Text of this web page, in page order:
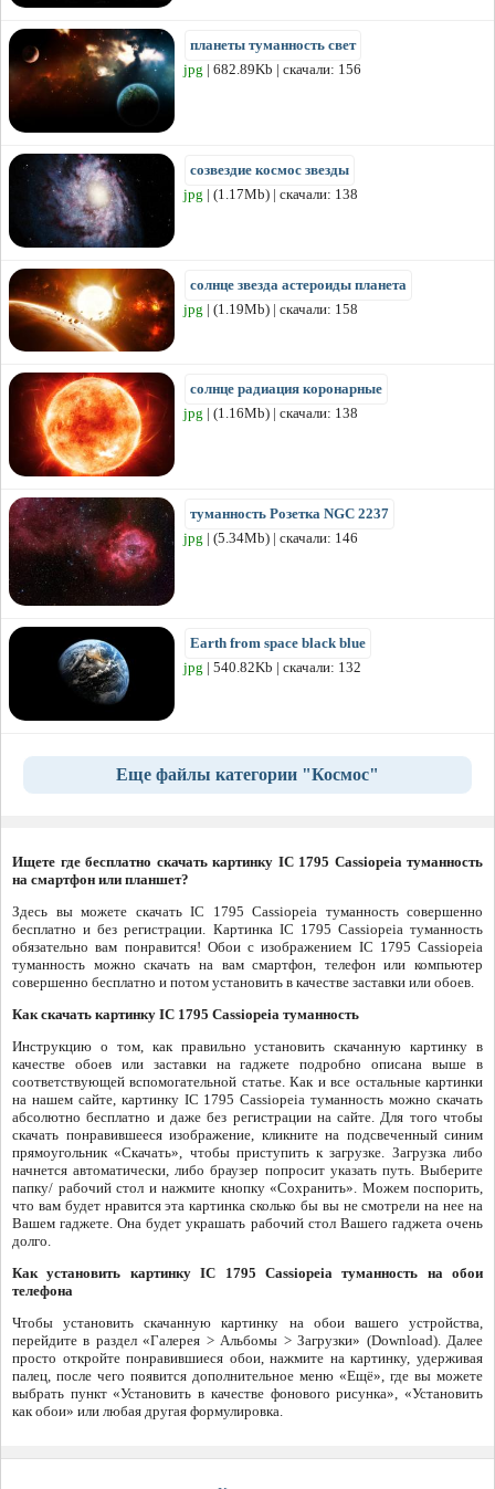
планеты туманность свет
jpg | 682.89Kb | скачали: 156
созвездие космос звезды
jpg | (1.17Mb) | скачали: 138
солнце звезда астероиды планета
jpg | (1.19Mb) | скачали: 158
солнце радиация коронарные
jpg | (1.16Mb) | скачали: 138
туманность Розетка NGC 2237
jpg | (5.34Mb) | скачали: 146
Earth from space black blue
jpg | 540.82Kb | скачали: 132
Еще файлы категории "Космос"
Ищете где бесплатно скачать картинку IC 1795 Cassiopeia туманность
на смартфон или планшет?
Здесь вы можете скачать IC 1795 Cassiopeia туманность совершенно
бесплатно и без регистрации. Картинка IC 1795 Cassiopeia туманность
обязательно вам понравится! Обои с изображением IC 1795 Cassiopeia
туманность можно скачать на вам смартфон, телефон или компьютер
совершенно бесплатно и потом установить в качестве заставки или обоев.
Как скачать картинку IC 1795 Cassiopeia туманность
Инструкцию о том, как правильно установить скачанную картинку в
качестве обоев или заставки на гаджете подробно описана выше в
соответствующей вспомогательной статье. Как и все остальные картинки
на нашем сайте, картинку IC 1795 Cassiopeia туманность можно скачать
абсолютно бесплатно и даже без регистрации на сайте. Для того чтобы
скачать понравившееся изображение, кликните на подсвеченный синим
прямоугольник «Скачать», чтобы приступить к загрузке. Загрузка либо
начнется автоматически, либо браузер попросит указать путь. Выберите
папку/ рабочий стол и нажмите кнопку «Сохранить». Можем поспорить,
что вам будет нравится эта картинка сколько бы вы не смотрели на нее на
Вашем гаджете. Она будет украшать рабочий стол Вашего гаджета очень
долго.
Как установить картинку IC 1795 Cassiopeia туманность на обои
телефона
Чтобы установить скачанную картинку на обои вашего устройства,
перейдите в раздел «Галерея > Альбомы > Загрузки» (Download). Далее
просто откройте понравившиеся обои, нажмите на картинку, удерживая
палец, после чего появится дополнительное меню «Ещё», где вы можете
выбрать пункт «Установить в качестве фонового рисунка», «Установить
как обои» или любая другая формулировка.